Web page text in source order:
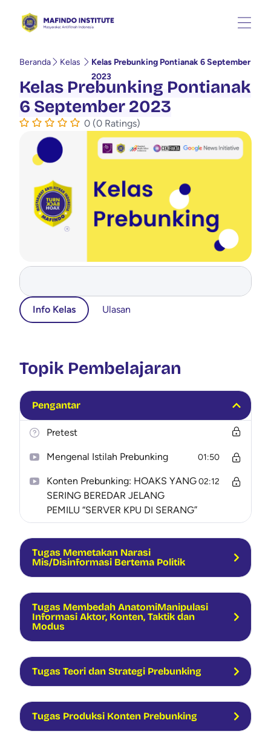
Beranda Kelas
Kelas Prebunking Pontianak 6 September
2023
Kelas Prebunking Pontianak
6 September 2023
0 (0 Ratings)
Info Kelas Ulasan
Topik Pembelajaran
Pengantar
Pretest
Mengenal Istilah Prebunking 01:50
Konten Prebunking: HOAKS YANG
SERING BEREDAR JELANG
PEMILU “SERVER KPU DI SERANG”
02:12
Tugas Memetakan Narasi
Mis/Disinformasi Bertema Politik
Tugas Membedah AnatomiManipulasi
Informasi Aktor, Konten, Taktik dan
Modus
Tugas Teori dan Strategi Prebunking
Tugas Produksi Konten Prebunking